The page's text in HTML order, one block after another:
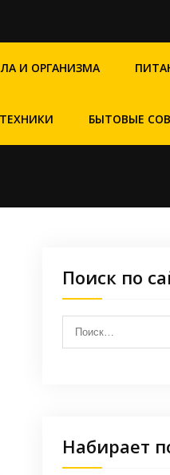
И ОРГАНИЗМА
БЫТОВЫЕ
Поиск по
Набирает